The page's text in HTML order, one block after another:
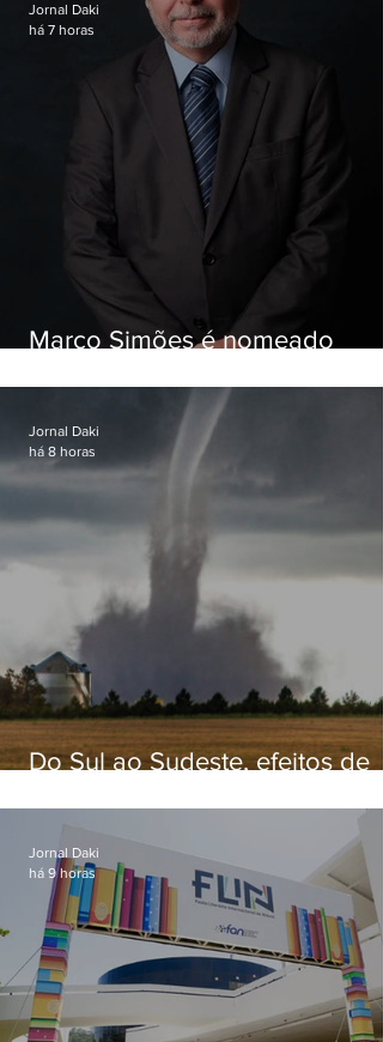
Marco Simões é nomeado
Jornal Daki
há 7 horas
Do Sul ao Sudeste, efeitos de
apreensão na população
Jornal Daki
há 8 horas
Jornal Daki
há 9 horas